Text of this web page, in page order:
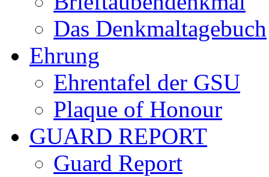
Das Denkmaltagebuch
Ehrung
Ehrentafel der GSU
Plaque of Honour
GUARD REPORT
Guard Report